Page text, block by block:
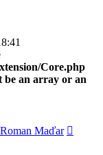
Core.php
be an array or an
Roman Maďar